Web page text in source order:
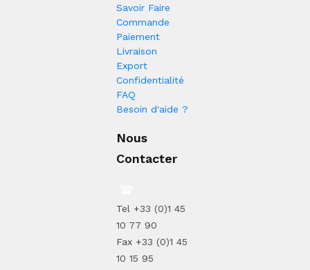
Savoir Faire
Commande
Paiement
Livraison
Export
Confidentialité
FAQ
Besoin d'aide ?
Nous
Contacter
Tel +33 (0)1 45
10 77 90
Fax +33 (0)1 45
10 15 95